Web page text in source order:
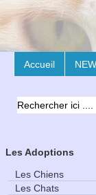
Accueil
Les Adoptions
Les Chiens
Les Chats